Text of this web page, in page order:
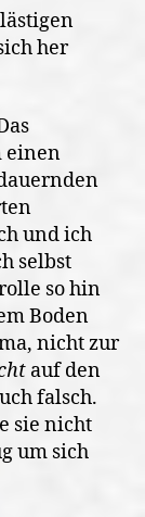
her
einen
und ich
selbst
so hin
Boden
nicht zur
auf den
falsch.
sie nicht
um sich